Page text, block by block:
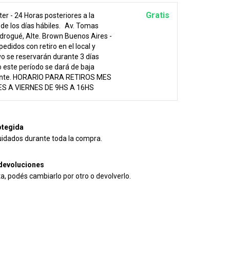
- 24 Horas posteriores a la
los días hábiles.
Av. Tomas
Alte. Brown Buenos Aires -
con retiro en el local y
se reservarán durante 3 días
este período se dará de baja
HORARIO PARA RETIROS MES
A VIERNES DE 9HS A 16HS
Gratis
durante toda la compra.
podés cambiarlo por otro o devolverlo.